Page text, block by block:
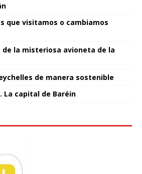
que visitamos o cambiamos
de la misteriosa avioneta de la
de manera sostenible
La capital de Baréin